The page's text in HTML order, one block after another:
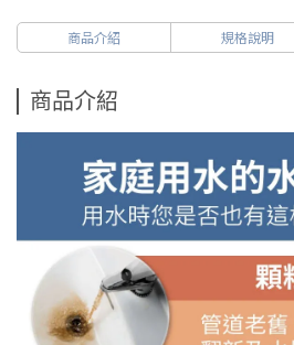
商品介紹 規格說明
商品介紹